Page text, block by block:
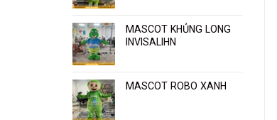
MASCOT KHỦNG LONG
INVISALIHN
MASCOT ROBO XANH